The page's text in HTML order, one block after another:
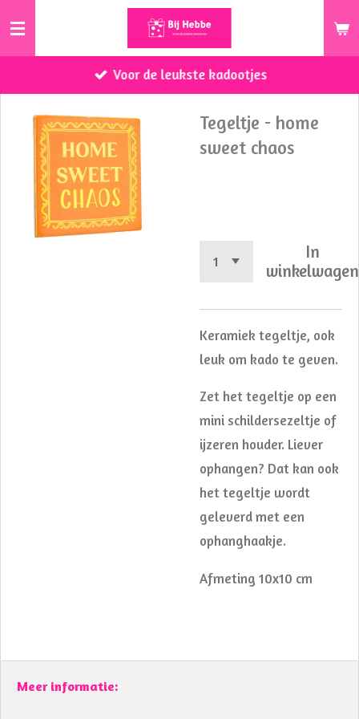
Ga
de
hoofdinhoud
Voor de leukste kadootjes
Tegeltje - home
sweet chaos
In
winkelwagen
Keramiek tegeltje, ook
leuk om kado te geven.
Zet het tegeltje op een
mini schildersezeltje of
ijzeren houder. Liever
ophangen? Dat kan ook
het tegeltje wordt
geleverd met een
ophanghaakje.
Afmeting 10x10 cm
Meer informatie: